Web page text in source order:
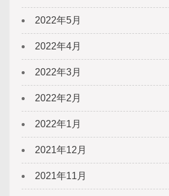
2022年5月
2022年4月
2022年3月
2022年2月
2022年1月
2021年12月
2021年11月